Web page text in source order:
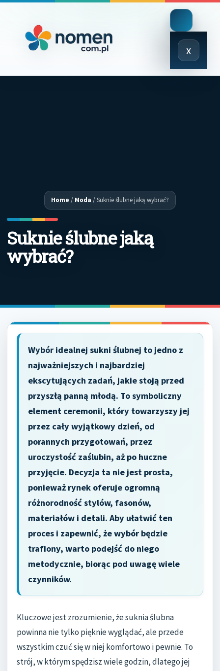
x
Close
Menu
Home / Moda /Suknie ślubne jaką wybrać?
Suknie ślubne jaką
wybrać?
Wybór idealnej sukni ślubnej to jedno z
najważniejszych i najbardziej
ekscytujących zadań, jakie stoją przed
przyszłą panną młodą. To symboliczny
element ceremonii, który towarzyszy jej
przez cały wyjątkowy dzień, od
porannych przygotowań, przez
uroczystość zaślubin, aż po huczne
przyjęcie. Decyzja ta nie jest prosta,
ponieważ rynek oferuje ogromną
różnorodność stylów, fasonów,
materiałów i detali. Aby ułatwić ten
proces i zapewnić, że wybór będzie
trafiony, warto podejść do niego
metodycznie, biorąc pod uwagę wiele
czynników.
Kluczowe jest zrozumienie, że suknia ślubna
powinna nie tylko pięknie wyglądać, ale przede
wszystkim czuć się w niej komfortowo i pewnie. To
strój, w którym spędzisz wiele godzin, dlatego jej